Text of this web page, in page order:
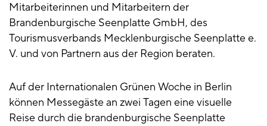
Mitarbeiterinnen und Mitarbeitern der
Brandenburgische Seenplatte GmbH, des
Tourismusverbands Mecklenburgische Seenplatte e.
V. und von Partnern aus der Region beraten.
Auf der Internationalen Grünen Woche in Berlin
können Messegäste an zwei Tagen eine visuelle
Reise durch die brandenburgische Seenplatte